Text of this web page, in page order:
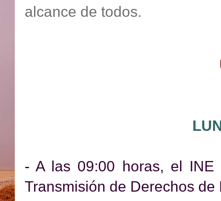
alcance de todos.
-A las 09:00 horas, el
Transmisión de Derechos